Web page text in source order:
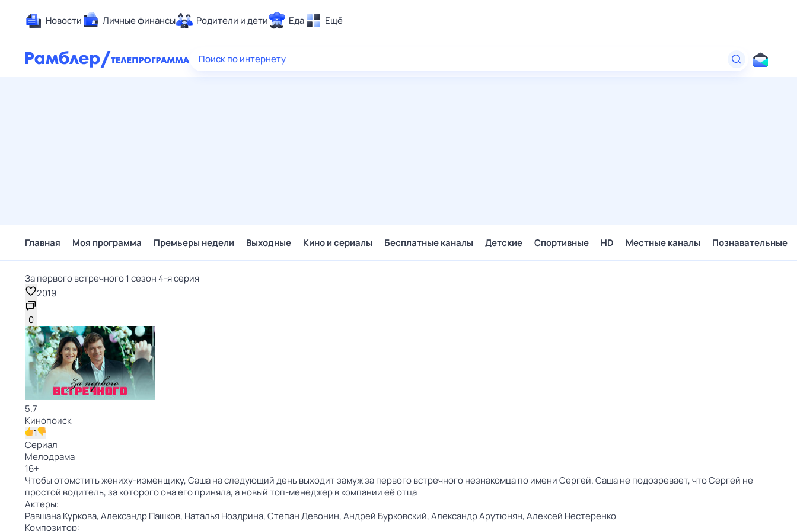
Новости Личные финансы Родители и дети Еда Ещё
Здоровье
Поиск по интернету
Главная Моя программа Премьеры недели Выходные Кино и сериалы Бесплатные каналы Детские Спортивные HD Местные каналы Познавательные
За первого встречного 1 сезон 4-я серия
2019
0
5.7
Кинопоиск
1
Сериал
Мелодрама
16+
Чтобы отомстить жениху-изменщику, Саша на следующий день выходит замуж за первого встречного незнакомца по имени Сергей. Саша не подозревает, что Сергей не
простой водитель, за которого она его приняла, а новый топ-менеджер в компании её отца
Актеры:
Равшана Куркова,Александр Пашков, Наталья Ноздрина,Степан Девонин,Андрей Бурковский,Александр Арутюнян,Алексей Нестеренко
Композитор: